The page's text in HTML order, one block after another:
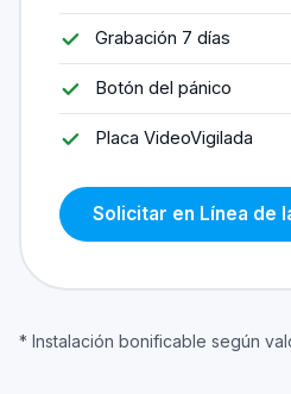
Grabación 7 días
Botón del pánico
Placa VideoVigilada
Solicitar en Línea de
* Instalación bonificable según